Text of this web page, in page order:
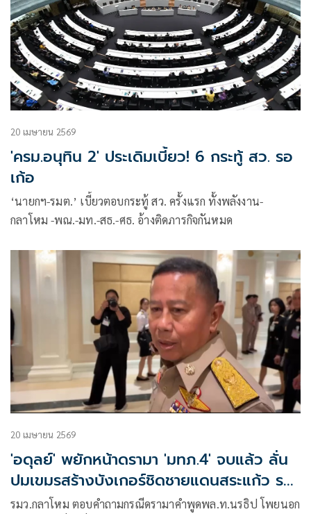
20 เมษายน 2569
'ครม.อนุทิน 2' ประเดิมเบี้ยว! 6 กระทู้ สว. รอ
เก้อ
‘นายกฯ-รมต.’ เบี้ยวตอบกระทู้ สว. ครั้งแรก ทั้งพลังงาน-
กลาโหม -พณ.-มท.-สธ.-ศธ. อ้างติดภารกิจกันหมด
20 เมษายน 2569
'อดุลย์' พยักหน้าดรามา 'มทภ.4' จบแล้ว ลั่น
ปมเขมรสร้างบังเกอร์ชิดชายแดนสระแก้ว รอ
ฟังรายงาน
รมว.กลาโหม ตอบคำถามกรณีดรามาคำพูดพล.ท.นรธิป โพยนอก